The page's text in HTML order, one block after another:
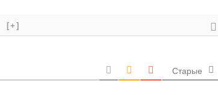
[+]
Старые